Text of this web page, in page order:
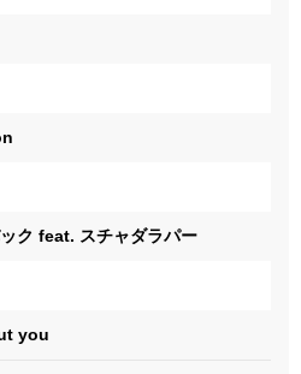
ク feat. スチャダラパー
you